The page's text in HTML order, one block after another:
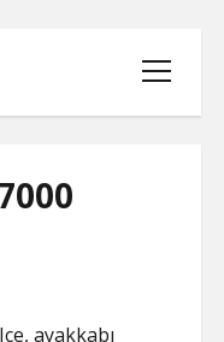
menüyü
aç
BEĞENI
ayakkabı